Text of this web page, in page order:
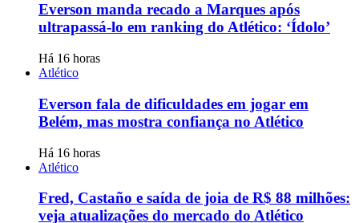
Everson manda recado a Marques após
ultrapassá-lo em ranking do Atlético: ‘Ídolo’
Há 16 horas
Atlético
Everson fala de dificuldades em jogar em
Belém, mas mostra confiança no Atlético
Há 16 horas
Atlético
Fred, Castaño e saída de joia de R$ 88 milhões:
veja atualizações do mercado do Atlético